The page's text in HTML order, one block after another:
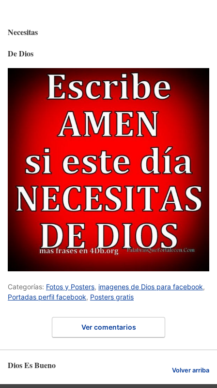
Necesitas
De Dios
Categorías: Fotos y Posters, imagenes de Dios para facebook,
Portadas perfil facebook, Posters gratis
Ver comentarios
Dios Es Bueno Volver arriba